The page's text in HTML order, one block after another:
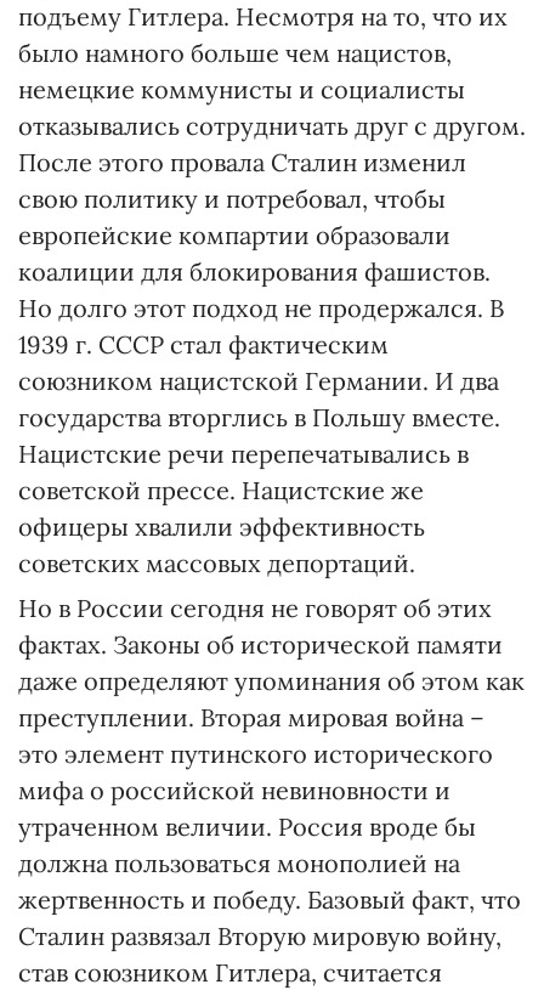
подъему Гитлера. Несмотря на то, что их
было намного больше чем нацистов,
немецкие коммунисты и социалисты
отказывались сотрудничать друг с другом.
После этого провала Сталин изменил
свою политику и потребовал, чтобы
европейские компартии образовали
коалиции для блокирования фашистов.
Но долго этот подход не продержался. В
1939 г. СССР стал фактическим
союзником нацистской Германии. И два
государства вторглись в Польшу вместе.
Нацистские речи перепечатывались в
советской прессе. Нацистские же
офицеры хвалили эффективность
советских массовых депортаций.
Но в России сегодня не говорят об этих
фактах. Законы об исторической памяти
даже определяют упоминания об этом как
преступлении. Вторая мировая война –
это элемент путинского исторического
мифа о российской невиновности и
утраченном величии. Россия вроде бы
должна пользоваться монополией на
жертвенность и победу. Базовый факт, что
Сталин развязал Вторую мировую войну,
став союзником Гитлера, считается